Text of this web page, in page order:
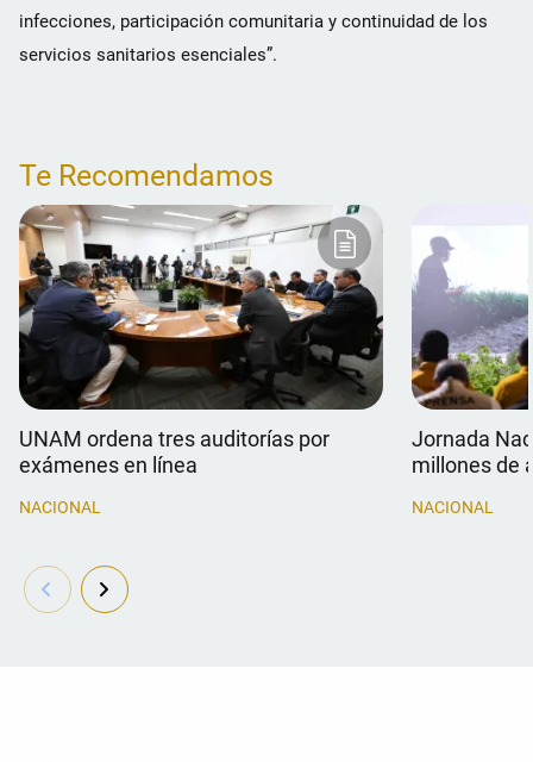
infecciones, participación comunitaria y continuidad de los
servicios sanitarios esenciales”.
Te Recomendamos
UNAM ordena tres auditorías por
exámenes en línea
NACIONAL
Jornada
millones de
NACIONAL